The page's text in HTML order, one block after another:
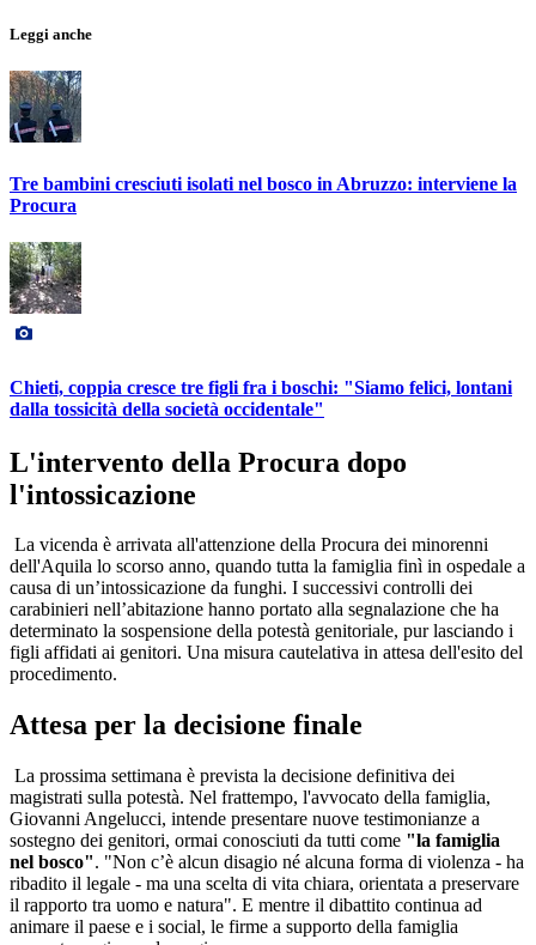
Leggi anche
Tre bambini cresciuti isolati nel bosco in Abruzzo: interviene la
Procura
Chieti, coppia cresce tre figli fra i boschi: "Siamo felici, lontani
dalla tossicità della società occidentale"
L'intervento della Procura dopo
l'intossicazione
La vicenda è arrivata all'attenzione della Procura dei minorenni
dell'Aquila lo scorso anno, quando tutta la famiglia finì in ospedale a
causa di un’intossicazione da funghi. I successivi controlli dei
carabinieri nell’abitazione hanno portato alla segnalazione che ha
determinato la sospensione della potestà genitoriale, pur lasciando i
figli affidati ai genitori. Una misura cautelativa in attesa dell'esito del
procedimento.
Attesa per la decisione finale
La prossima settimana è prevista la decisione definitiva dei
magistrati sulla potestà. Nel frattempo, l'avvocato della famiglia,
Giovanni Angelucci, intende presentare nuove testimonianze a
sostegno dei genitori, ormai conosciuti da tutti come "la famiglia
nel bosco". "Non c’è alcun disagio né alcuna forma di violenza - ha
ribadito il legale - ma una scelta di vita chiara, orientata a preservare
il rapporto tra uomo e natura". E mentre il dibattito continua ad
animare il paese e i social, le firme a supporto della famiglia